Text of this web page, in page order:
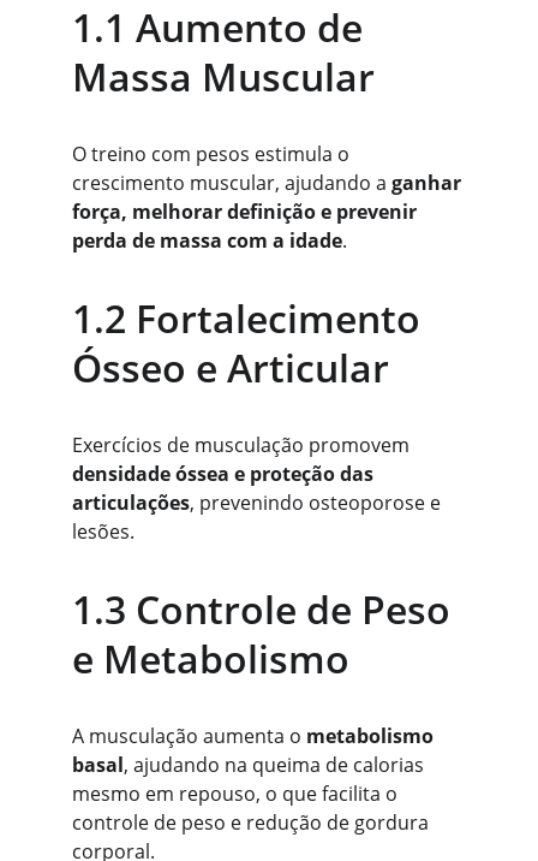
1.1 Aumento de
Massa Muscular
O treino com pesos estimula o
crescimento muscular, ajudando a ganhar
força, melhorar definição e prevenir
perda de massa com a idade.
1.2 Fortalecimento
Ósseo e Articular
Exercícios de musculação promovem
densidade óssea e proteção das
articulações, prevenindo osteoporose e
lesões.
1.3 Controle de Peso
e Metabolismo
A musculação aumenta o metabolismo
basal, ajudando na queima de calorias
mesmo em repouso, o que facilita o
controle de peso e redução de gordura
corporal.